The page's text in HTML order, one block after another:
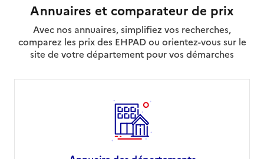
Annuaires et comparateur de prix
Avec nos annuaires, simplifiez vos recherches,
comparez les prix des EHPAD ou orientez-vous sur le
site de votre département pour vos démarches